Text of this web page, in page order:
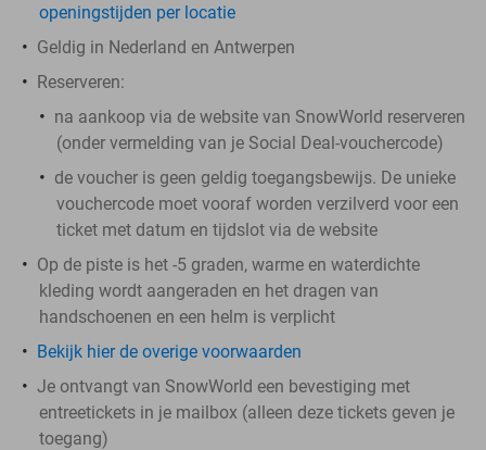
openingstijden per locatie
Geldig in Nederland en Antwerpen
Reserveren:
na aankoop via de website van SnowWorld reserveren
(onder vermelding van je Social Deal-vouchercode)
de voucher is geen geldig toegangsbewijs. De unieke
vouchercode moet vooraf worden verzilverd voor een
ticket met datum en tijdslot via de website
Op de piste is het -5 graden, warme en waterdichte
kleding wordt aangeraden en het dragen van
handschoenen en een helm is verplicht
Bekijk hier de overige voorwaarden
Je ontvangt van SnowWorld een bevestiging met
entreetickets in je mailbox (alleen deze tickets geven je
toegang)